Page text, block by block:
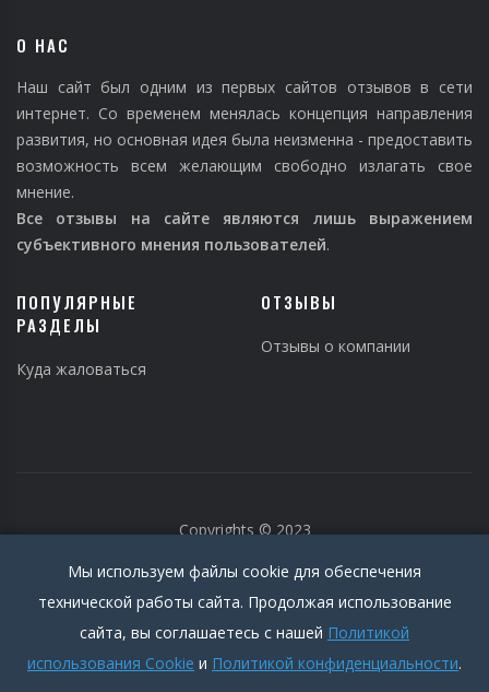
О НАС
Наш сайт был одним из первых сайтов отзывов в сети
интернет. Со временем менялась концепция направления
развития, но основная идея была неизменна - предоставить
возможность всем желающим свободно излагать свое
мнение.
Все отзывы на сайте являются лишь выражением
субъективного мнения пользователей.
ПОПУЛЯРНЫЕ
РАЗДЕЛЫ
Куда жаловаться
ОТЗЫВЫ
Отзывы о компании
Copyrights © 2023
Мы используем файлы cookie для обеспечения
технической работы сайта. Продолжая использование
сайта, вы соглашаетесь с нашей Политикой
использования Cookie и Политикой конфиденциальности.